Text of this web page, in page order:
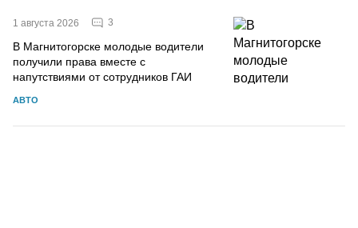
1 августа 2026 3
В Магнитогорске молодые водители
получили права вместе с
напутствиями от сотрудников ГАИ
АВТО